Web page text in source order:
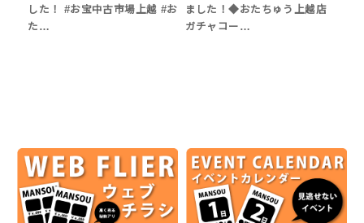
した！ #お宝中古市場上越 #お
た…
ました！◆おたちゅう上越店
ガチャコー…